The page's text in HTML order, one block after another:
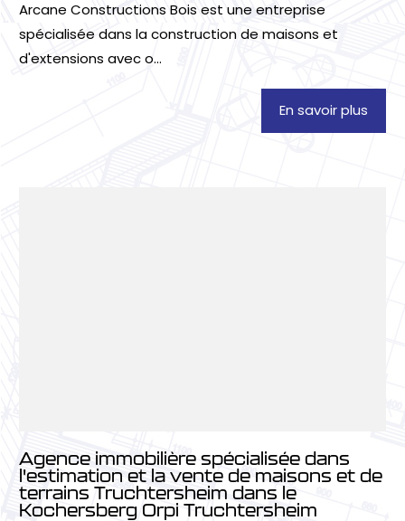
Arcane Constructions Bois est une entreprise
spécialisée dans la construction de maisons et
d'extensions avec o...
En savoir plus
Agence immobilière spécialisée dans
l'estimation et la vente de maisons et de
terrains Truchtersheim dans le
Kochersberg Orpi Truchtersheim